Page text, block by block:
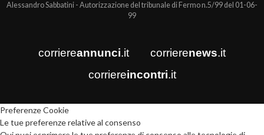
Alessandro Sabbatini - Autorizzazione del tribunale di Fermo n.5/99 del 01-06-
99
corriereannunci.it corrierenews.it
corriereincontri.it
Preferenze Cookie
Le tue preferenze relative al consenso